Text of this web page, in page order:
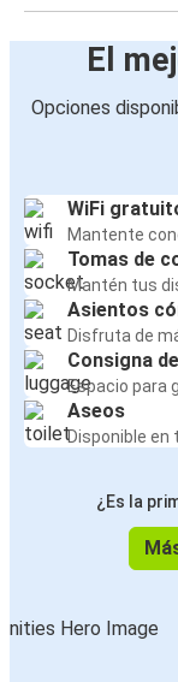
El
Opciones
WiFi
Mantente
Tomas de
Mantén tus
Asientos
Disfruta de
Consigna
Espacio para
Aseos
Disponible en
¿Es la